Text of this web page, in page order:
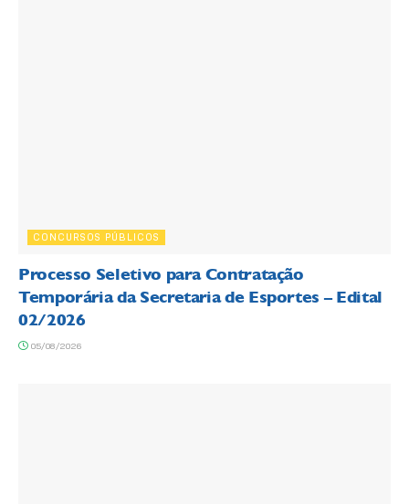
CONCURSOS PÚBLICOS
Processo Seletivo para Contratação
Temporária da Secretaria de Esportes – Edital
02/2026
05/08/2026